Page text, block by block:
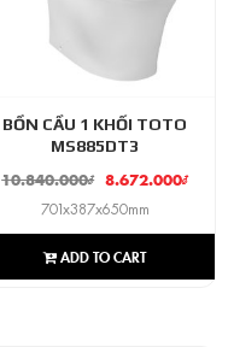
BỒN CẦU 1 KHỐI TOTO
MS885DT3
10.840.000₫ 8.672.000₫
701x387x650mm
ADD TO CART